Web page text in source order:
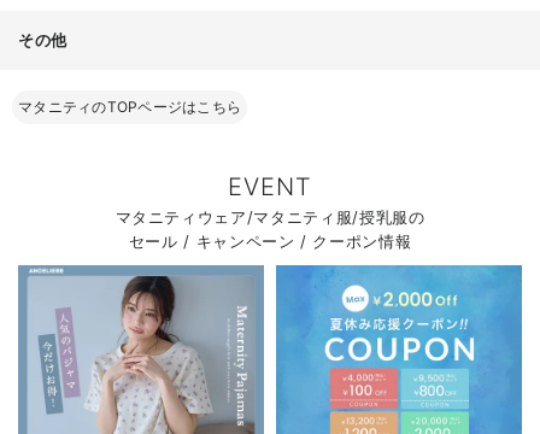
その他
マタニティのTOPページはこちら
EVENT
マタニティウェア/マタニティ服/授乳服の
セール / キャンペーン / クーポン情報